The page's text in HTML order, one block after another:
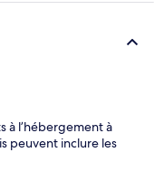
à l’hébergement à
peuvent inclure les